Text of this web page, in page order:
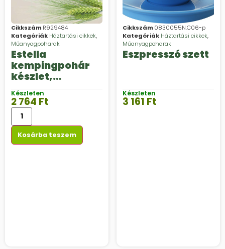
Cikkszám R929484
Kategóriák Háztartási cikkek,
Műanyagpoharak
Estella
kempingpohár
készlet,
snapszos pohár
Készleten
2 764 Ft
Kosárba teszem
Cikkszám 0830055N.C06-p
Kategóriák Háztartási cikkek,
Műanyagpoharak
Eszpresszó szett
Készleten
3 161 Ft